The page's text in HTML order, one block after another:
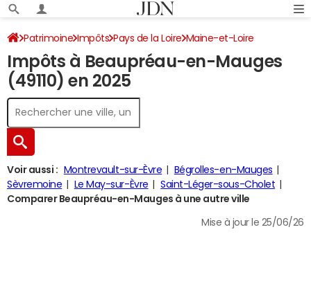
Patrimoine Impôts Pays de la Loire Maine-et-Loire
Beaupréau-en-Mauges Impôt sur le revenu
Impôts à Beaupréau-en-Mauges
(49110) en 2025
Voir aussi : Montrevault-sur-Èvre
Bégrolles-en-Mauges
Sèvremoine
Le May-sur-Èvre
Saint-Léger-sous-Cholet
Comparer Beaupréau-en-Mauges à une autre ville
Mise à jour le 25/06/26